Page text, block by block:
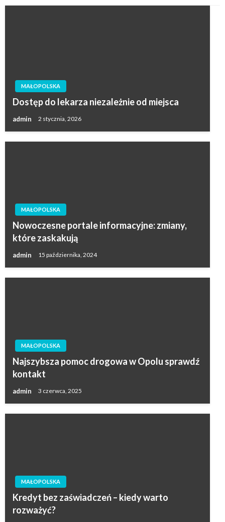
MAŁOPOLSKA
Dostęp do lekarza niezależnie od miejsca
admin 2 stycznia, 2026
MAŁOPOLSKA
Nowoczesne portale informacyjne: zmiany,
które zaskakują
admin 15 października, 2024
MAŁOPOLSKA
Najszybsza pomoc drogowa w Opolu sprawdź
kontakt
admin 3 czerwca, 2025
MAŁOPOLSKA
Kredyt bez zaświadczeń – kiedy warto
rozważyć?